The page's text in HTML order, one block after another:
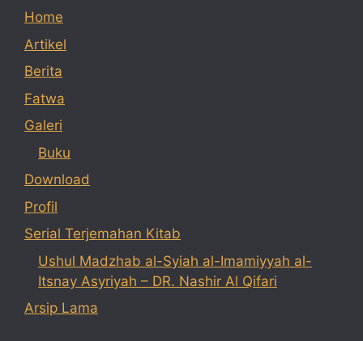
Home
Artikel
Berita
Fatwa
Galeri
Buku
Download
Profil
Serial Terjemahan Kitab
Ushul Madzhab al-Syiah al-Imamiyyah al-
Itsnay Asyriyah – DR. Nashir Al Qifari
Arsip Lama